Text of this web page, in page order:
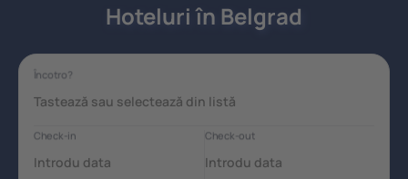
Hoteluri în Belgrad